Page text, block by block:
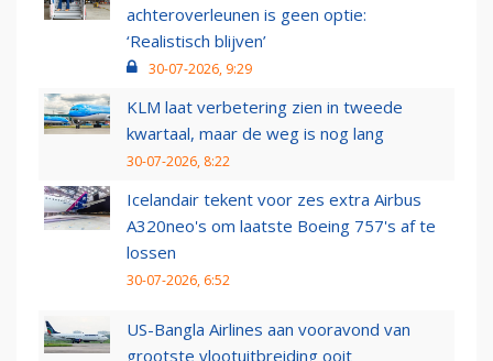
achteroverleunen is geen optie:
‘Realistisch blijven’
30-07-2026, 9:29
KLM laat verbetering zien in tweede
kwartaal, maar de weg is nog lang
30-07-2026, 8:22
Icelandair tekent voor zes extra Airbus
A320neo's om laatste Boeing 757's af te
lossen
30-07-2026, 6:52
US-Bangla Airlines aan vooravond van
grootste vlootuitbreiding ooit